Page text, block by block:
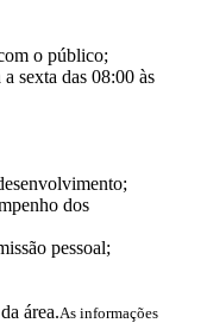
o público;
sexta das 08:00 às
dos
pessoal;
área.As informações